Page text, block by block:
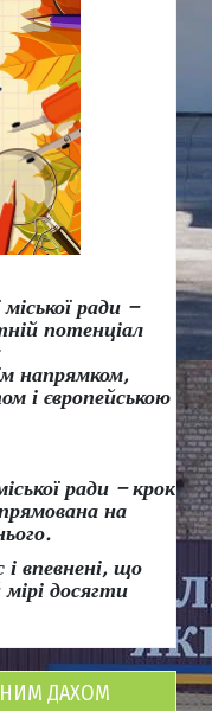
ради –
потенціал
напрямком,
і європейською
ради – крок
на
впевнені, що
досягти
ДАХОМ